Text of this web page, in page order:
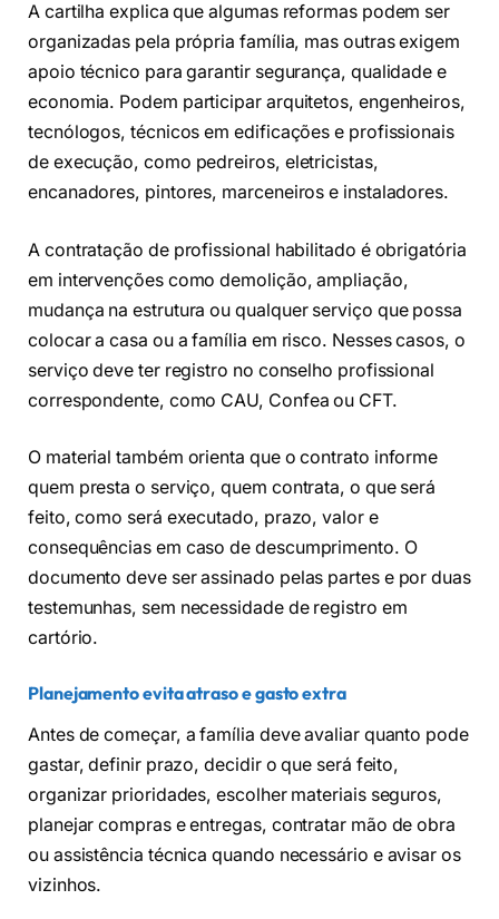
A cartilha explica que algumas reformas podem ser
organizadas pela própria família, mas outras exigem
apoio técnico para garantir segurança, qualidade e
economia. Podem participar arquitetos, engenheiros,
tecnólogos, técnicos em edificações e profissionais
de execução, como pedreiros, eletricistas,
encanadores, pintores, marceneiros e instaladores.
A contratação de profissional habilitado é obrigatória
em intervenções como demolição, ampliação,
mudança na estrutura ou qualquer serviço que possa
colocar a casa ou a família em risco. Nesses casos, o
serviço deve ter registro no conselho profissional
correspondente, como CAU, Confea ou CFT.
O material também orienta que o contrato informe
quem presta o serviço, quem contrata, o que será
feito, como será executado, prazo, valor e
consequências em caso de descumprimento. O
documento deve ser assinado pelas partes e por duas
testemunhas, sem necessidade de registro em
cartório.
Planejamento evita atraso e gasto extra
Antes de começar, a família deve avaliar quanto pode
gastar, definir prazo, decidir o que será feito,
organizar prioridades, escolher materiais seguros,
planejar compras e entregas, contratar mão de obra
ou assistência técnica quando necessário e avisar os
vizinhos.